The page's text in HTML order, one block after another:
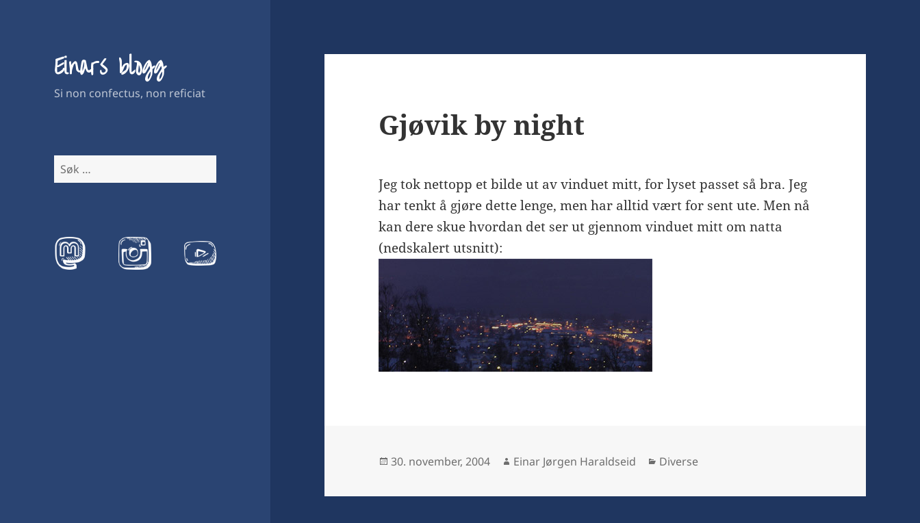
Einars blogg
Si non confectus, non reficiat
Søk
etter:
Gjøvik by night
Jeg tok nettopp et bilde ut av vinduet mitt, for lyset passet så bra. Jeg
har tenkt å gjøre dette lenge, men har alltid vært for sent ute. Men nå
kan dere skue hvordan det ser ut gjennom vinduet mitt om natta
(nedskalert utsnitt):
Publisert
30. november, 2004 Forfatter
Einar Jørgen Haraldseid Kategorier
Diverse